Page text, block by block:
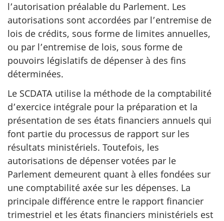
l’autorisation préalable du Parlement. Les
autorisations sont accordées par l’entremise de
lois de crédits, sous forme de limites annuelles,
ou par l’entremise de lois, sous forme de
pouvoirs législatifs de dépenser à des fins
déterminées.
Le SCDATA utilise la méthode de la comptabilité
d’exercice intégrale pour la préparation et la
présentation de ses états financiers annuels qui
font partie du processus de rapport sur les
résultats ministériels. Toutefois, les
autorisations de dépenser votées par le
Parlement demeurent quant à elles fondées sur
une comptabilité axée sur les dépenses. La
principale différence entre le rapport financier
trimestriel et les états financiers ministériels est